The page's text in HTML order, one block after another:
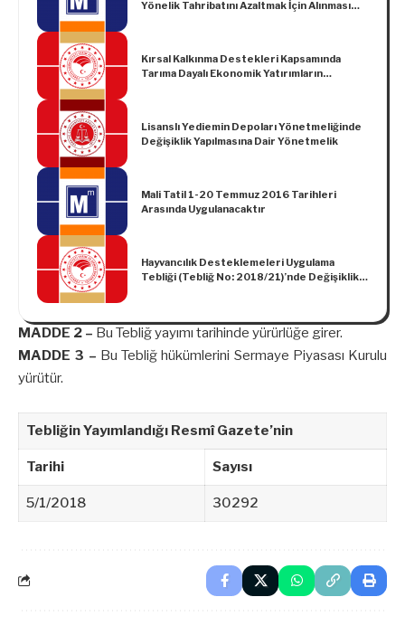
Yönelik Tahribatını Azaltmak İçin Alınması
Kırsal Kalkınma Destekleri Kapsamında
Tarıma Dayalı Ekonomik Yatırımların
Lisanslı Yediemin Depoları Yönetmeliğinde
Değişiklik Yapılmasına Dair Yönetmelik
Mali Tatil 1-20 Temmuz 2016 Tarihleri
Arasında Uygulanacaktır
Hayvancılık Desteklemeleri Uygulama
Tebliği (Tebliğ No: 2018/21)’nde Değişiklik
MADDE 2 – Bu Tebliğ yayımı tarihinde yürürlüğe girer.
MADDE 3 – Bu Tebliğ hükümlerini Sermaye Piyasası Kurulu
yürütür.
Tebliğin Yayımlandığı Resmî Gazete’nin
Tarihi Sayısı
5/1/2018 30292